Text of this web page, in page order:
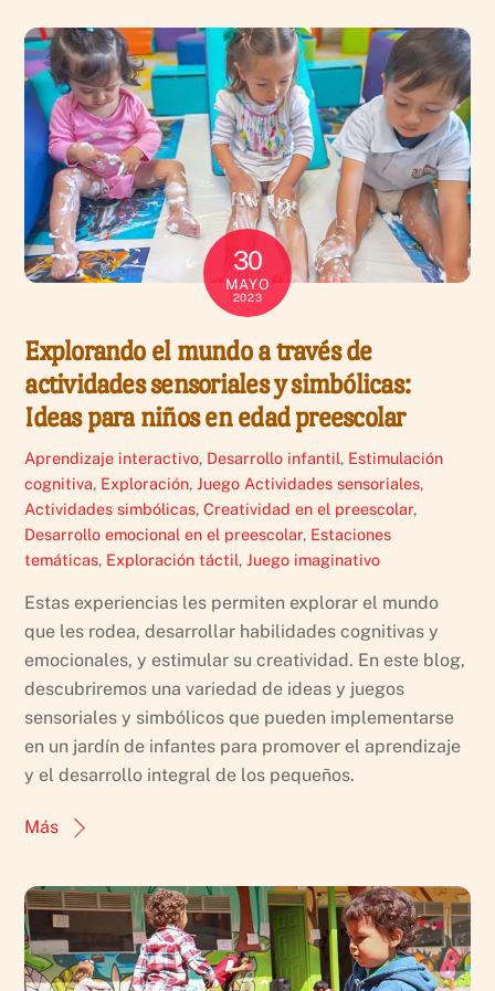
30
MAYO
2023
Explorando el mundo a través de
actividades sensoriales y simbólicas:
Ideas para niños en edad preescolar
Aprendizaje interactivo, Desarrollo infantil, Estimulación
cognitiva, Exploración,Juego Actividades sensoriales,
Actividades simbólicas,Creatividad en el preescolar,
Desarrollo emocional en el preescolar, Estaciones
temáticas, Exploración táctil,Juego imaginativo
Estas experiencias les permiten explorar el mundo
que les rodea, desarrollar habilidades cognitivas y
emocionales, y estimular su creatividad. En este blog,
descubriremos una variedad de ideas y juegos
sensoriales y simbólicos que pueden implementarse
en un jardín de infantes para promover el aprendizaje
y el desarrollo integral de los pequeños.
Más